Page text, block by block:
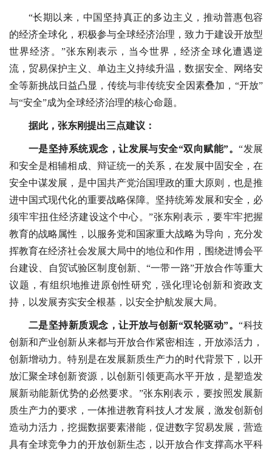
“长期以来，中国坚持真正的多边主义，推动普惠包容
的经济全球化，积极参与全球经济治理，致力于建设开放型
世界经济。”张东刚表示，当今世界，经济全球化遭遇逆
流，贸易保护主义、单边主义持续升温，数据安全、网络安
全等新挑战日益凸显，传统与非传统安全因素叠加，“开放”
与“安全”成为全球经济治理的核心命题。
据此，张东刚提出三点建议：
一是坚持系统观念，让发展与安全“双向赋能”。“发展
和安全是相辅相成、辩证统一的关系，在发展中固安全，在
安全中谋发展，是中国共产党治国理政的重大原则，也是推
进中国式现代化的重要战略保障。坚持统筹发展和安全，必
须牢牢扭住经济建设这个中心。”张东刚表示，要牢牢把握
教育的战略属性，以服务党和国家重大战略为导向，充分发
挥教育在经济社会发展大局中的地位和作用，围绕进博会平
台建设、自贸试验区制度创新、“一带一路”开放合作等重大
议题，有组织地推进原创性研究，强化理论创新和资政支
持，以发展夯实安全根基，以安全护航发展大局。
二是坚持新质观念，让开放与创新“双轮驱动”。“科技
创新和产业创新从来都与开放合作紧密相连，开放添活力，
创新增动力。特别是在发展新质生产力的时代背景下，以开
放汇聚全球创新资源，以创新引领更高水平开放，是塑造发
展新动能新优势的必然要求。”张东刚表示，要按照发展新
质生产力的要求，一体推进教育科技人才发展，激发创新创
造动力活力，挖掘数据要素潜能，促进数字贸易发展，营造
具有全球竞争力的开放创新生态，以开放合作支撑高水平科